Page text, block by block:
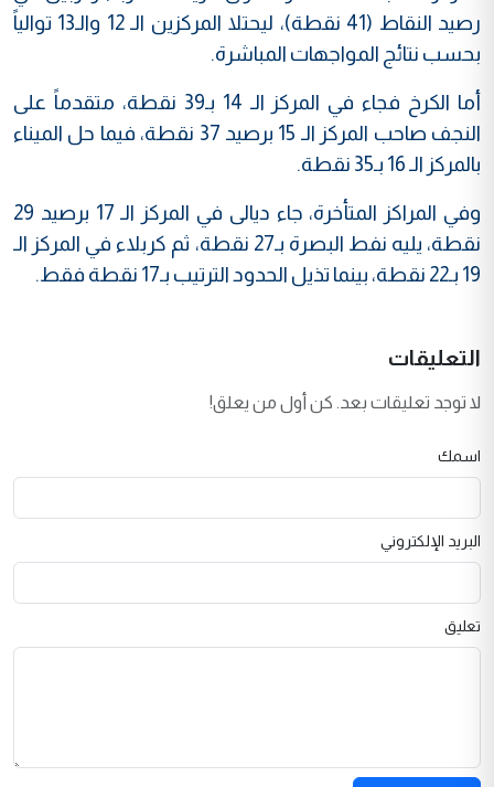
رصيد النقاط (41 نقطة)، ليحتلا المركزين الـ 12 والـ13 توالياً
بحسب نتائج المواجهات المباشرة.
أما الكرخ فجاء في المركز الـ 14 بـ39 نقطة، متقدماً على
النجف صاحب المركز الـ 15 برصيد 37 نقطة، فيما حل الميناء
بالمركز الـ 16 بـ35 نقطة.
وفي المراكز المتأخرة، جاء ديالى في المركز الـ 17 برصيد 29
نقطة، يليه نفط البصرة بـ27 نقطة، ثم كربلاء في المركز الـ
19 بـ22 نقطة، بينما تذيل الحدود الترتيب بـ17 نقطة فقط.
التعليقات
لا توجد تعليقات بعد. كن أول من يعلق!
اسمك
البريد الإلكتروني
تعليق